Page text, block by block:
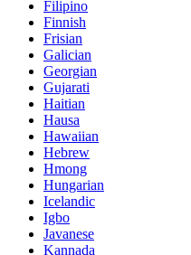
Filipino
Finnish
Frisian
Galician
Georgian
Gujarati
Haitian
Hausa
Hawaiian
Hebrew
Hmong
Hungarian
Icelandic
Igbo
Javanese
Kannada